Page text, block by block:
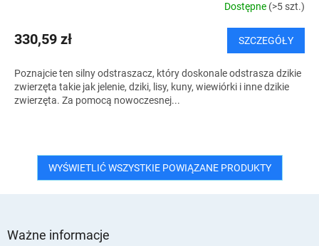
Dostępne (>5 szt.)
330,59 zł SZCZEGÓŁY
Poznajcie ten silny odstraszacz, który doskonale odstrasza dzikie
zwierzęta takie jak jelenie, dziki, lisy, kuny, wiewiórki i inne dzikie
zwierzęta. Za pomocą nowoczesnej...
WYŚWIETLIĆ WSZYSTKIE POWIĄZANE PRODUKTY
Ważne informacje